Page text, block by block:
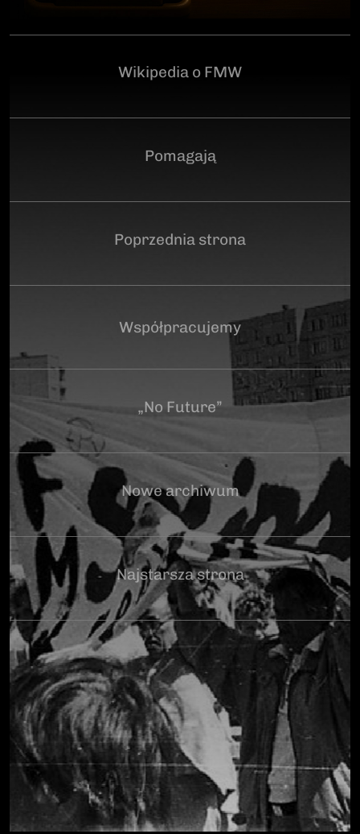
Wikipedia o FMW
Pomagają
Poprzednia strona
Współpracujemy
„No Future”
Nowe archiwum
Najstarsza strona